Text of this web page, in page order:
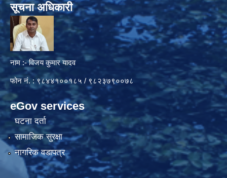
सूचना अधिकारी
नाम :- विजय कुमार यादव
फोन नं. : ९८४४१००१८५ / ९८२३७९००७८
eGov services
घटना दर्ता
सामाजिक सुरक्षा
नागरिक वडापत्र